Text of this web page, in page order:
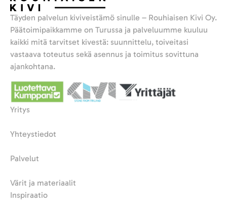
Täyden palvelun kiviveistämö sinulle – Rouhiaisen Kivi Oy.
Päätoimipaikkamme on Turussa ja palveluumme kuuluu
kaikki mitä tarvitset kivestä: suunnittelu, toiveitasi
vastaava toteutus sekä asennus ja toimitus sovittuna
ajankohtana.
Yritys
Yhteystiedot
Palvelut
Värit ja materiaalit
Inspiraatio